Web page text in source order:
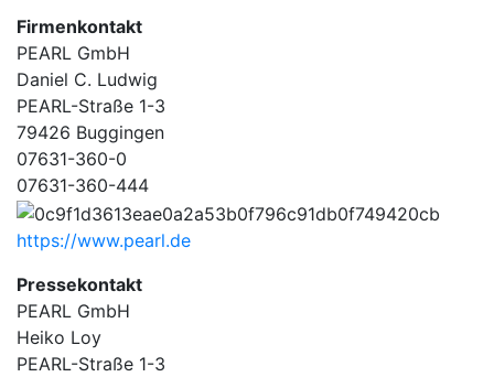
Firmenkontakt
PEARL GmbH
Daniel C. Ludwig
PEARL-Straße 1-3
79426 Buggingen
07631-360-0
07631-360-444
https://www.pearl.de
Pressekontakt
PEARL GmbH
Heiko Loy
PEARL-Straße 1-3